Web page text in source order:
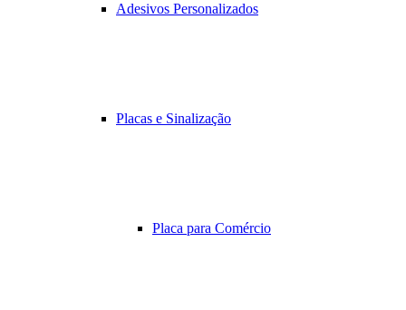
Adesivos Personalizados
Placas e Sinalização
Placa para Comércio